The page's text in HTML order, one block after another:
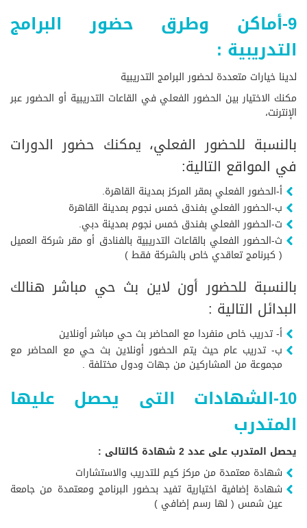
9-أماكن وطرق حضور البرامج
التدريبية :
لدينا خيارات متعددة لحضور البرامج التدريبية
مكنك الاختيار بين الحضور الفعلي في القاعات التدريبية أو الحضور عبر
الإنترنت،
بالنسبة للحضور الفعلي، يمكنك حضور الدورات
في المواقع التالية:
أ-الحضور الفعلي بمقر المركز بمدينة القاهرة.
ب-الحضور الفعلي بفندق خمس نجوم بمدينة القاهرة
ت-الحضور الفعلي بفندق خمس نجوم بمدينة دبي.
ث-الحضور الفعلي بالقاعات التدريبية بالفنادق أو مقر شركة العميل
( كبرنامج تعاقدي خاص بالشركة فقط )
بالنسبة للحضور أون لاين بث حي مباشر هنالك
البدائل التالية :
أ- تدريب خاص منفردا مع المحاضر بث حي مباشر أونلاين
ب- تدريب عام حيث يتم الحضور أونلاين بث حي مع المحاضر مع
مجموعة من المشاركين من جهات ودول مختلفة .
10-الشهادات التى يحصل عليها
المتدرب
يحصل المتدرب على عدد 2 شهادة كالتالى :
شهادة معتمدة من مركز كيم للتدريب والاستشارات
شهادة إضافية اختيارية تفيد بحضور البرنامج ومعتمدة من جامعة
عين شمس ( لها رسم إضافي )